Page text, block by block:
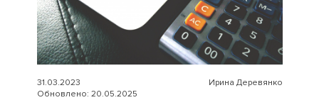
31.03.2023
Обновлено: 20.05.2025
Ирина Деревянко